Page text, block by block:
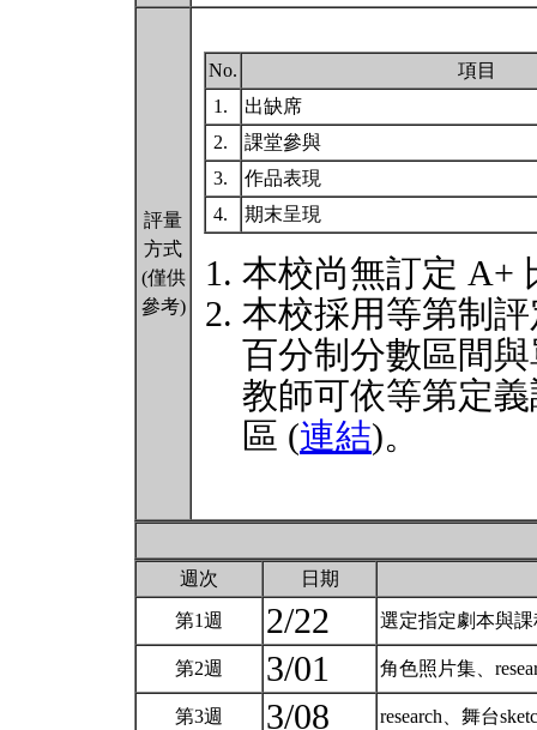
評量
方式
(僅供
參考)
No.
項目
1.
出缺席
2.
課堂參與
3.
作品表現
4.
期末呈現
本校尚無訂定 A+
本校採用等第制
百分制分數區間
教師可依等第定
區 (連結)。
週次 日期
第1週 2/22 選定指定劇本與
第2週 3/01 角色照片集、
第3週 3/08 research、舞台